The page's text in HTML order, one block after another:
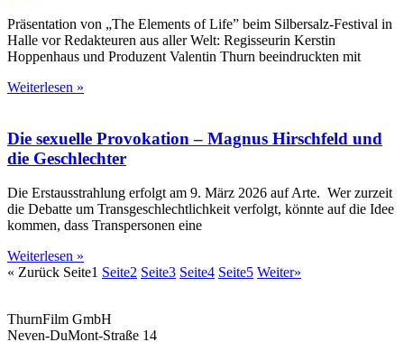
Präsentation von „The Elements of Life” beim Silbersalz-Festival in
Halle vor Redakteuren aus aller Welt: Regisseurin Kerstin
Hoppenhaus und Produzent Valentin Thurn beeindruckten mit
Weiterlesen »
Die sexuelle Provokation – Magnus Hirschfeld und
die Geschlechter
Die Erstausstrahlung erfolgt am 9. März 2026 auf Arte. Wer zurzeit
die Debatte um Transgeschlechtlichkeit verfolgt, könnte auf die Idee
kommen, dass Transpersonen eine
Weiterlesen »
« Zurück Seite1 Seite2 Seite3 Seite4 Seite5 Weiter»
ThurnFilm GmbH
Neven-DuMont-Straße 14